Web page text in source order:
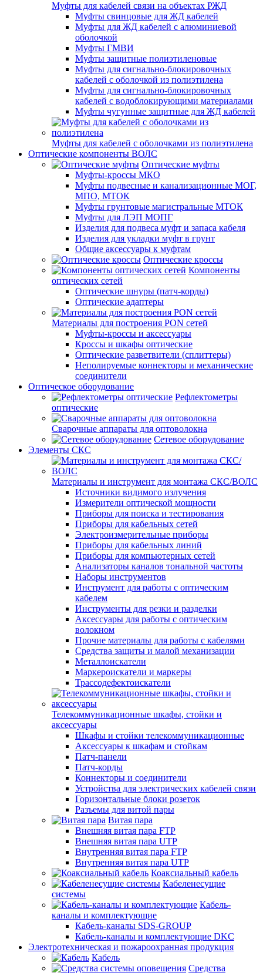
Муфты для кабелей связи на объектах РЖД
Муфты свинцовые для ЖД кабелей
Муфты для ЖД кабелей с алюминиевой
оболочкой
Муфты ГМВИ
Муфты защитные полиэтиленовые
Муфты для сигнально-блокировочных
кабелей с оболочкой из полиэтилена
Муфты для сигнально-блокировочных
кабелей с водоблокирующими материалами
Муфты чугунные защитные для ЖД кабелей
Муфты для кабелей с оболочками из полиэтилена
Оптические компоненты ВОЛС
Оптические муфты
Муфты-кроссы МКО
Муфты подвесные и канализационные МОГ,
МПО, МТОК
Муфты грунтовые магистральные МТОК
Муфты для ЛЭП МОПГ
Изделия для подвеса муфт и запаса кабеля
Изделия для укладки муфт в грунт
Общие аксессуары к муфтам
Оптические кроссы
Компоненты
оптических сетей
Оптические шнуры (патч-корды)
Оптические адаптеры
Материалы для построения PON сетей
Муфты-кроссы и аксессуары
Кроссы и шкафы оптические
Оптические разветвители (сплиттеры)
Неполируемые коннекторы и механические
соединители
Оптическое оборудование
Рефлектометры
оптические
Сварочные аппараты для оптоволокна
Сетевое оборудование
Элементы СКС
Материалы и инструмент для монтажа СКС/ВОЛС
Источники видимого излучения
Измерители оптической мощности
Приборы для поиска и тестирования
Приборы для кабельных сетей
Электроизмерительные приборы
Приборы для кабельных линий
Приборы для компьютерных сетей
Анализаторы каналов тональной частоты
Наборы инструментов
Инструмент для работы с оптическим
кабелем
Инструменты для резки и разделки
Аксессуары для работы с оптическим
волокном
Прочие материалы для работы с кабелями
Средства защиты и малой механизации
Металлоискатели
Маркероискатели и маркеры
Трассодефектоискатели
Телекоммуникационные шкафы, стойки и
аксессуары
Шкафы и стойки телекоммуникационные
Аксессуары к шкафам и стойкам
Патч-панели
Патч-корды
Коннекторы и соединители
Устройства для электрических кабелей связи
Горизонтальные блоки розеток
Разъемы для витой пары
Витая пара
Внешняя витая пара FTP
Внешняя витая пара UTP
Внутренняя витая пара FTP
Внутренняя витая пара UTP
Коаксиальный кабель
Кабеленесущие
системы
Кабель-
каналы и комплектующие
Кабель-каналы SDS-GROUP
Кабель-каналы и комплектующие DKC
Электротехническая и пожароохранная продукция
Кабель
Средства